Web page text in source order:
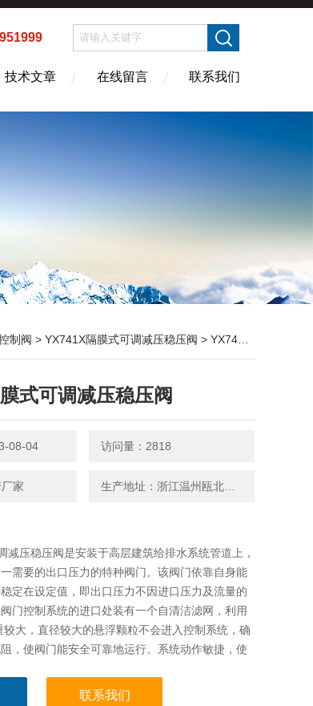
技术文章 在线留言 联系我们
制阀 > YX741X隔膜式可调减压稳压阀 > YX741X隔膜式可调减压稳压阀
式可调减压稳压阀
08-04 访问量：2818
家
减压稳压阀是安装于高层建筑给排水系统管道上，
需要的出口压力的特种阀门。该阀门依靠自身能
定在设定值，即出口压力不因进口压力及流量的
门控制系统的进口处装有一个自清洁滤网，利用
大，直径较大的悬浮颗粒不会进入控制系统，确
，使阀门能安全可靠地运行。系统动作敏捷，使
联系我们